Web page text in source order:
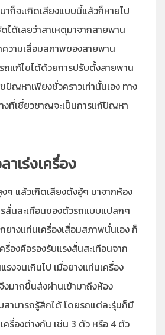
าก็จะเกิดเสียงแบบนี้แล้วก็หายไป
ได้เลยว่าสาเหตุมาจากสายพาน
วามเสื่อมสภาพของสายพาน
ถแก้ไขได้ด้วยการปรับตั้งสายพาน
ปัญหาเพียงชั่วคราวเท่านั้นเอง ทาง
งที่เชี่ยวชาญจะเป็นการแก้ปัญหา
าเร่งเครื่อง
งๆ แล้วเกิดเสียงดังอู้ๆ มาจากห้อง
สั่นสะเทือนของตัวรถแบบแปลกๆ
ยางแท่นเครื่องเสื่อมสภาพนั่นเอง ก็
องคือรองรับแรงสั่นสะเทือนจาก
รงจนเกินไป เมื่อยางแท่นเครื่อง
มากขึ้นส่งผ่านเข้ามาถึงห้อง
ามารถรู้สึกได้ โดยรถแต่ละรุ่นก็มี
ครื่องต่างกัน เช่น 3 ตัว หรือ 4 ตัว